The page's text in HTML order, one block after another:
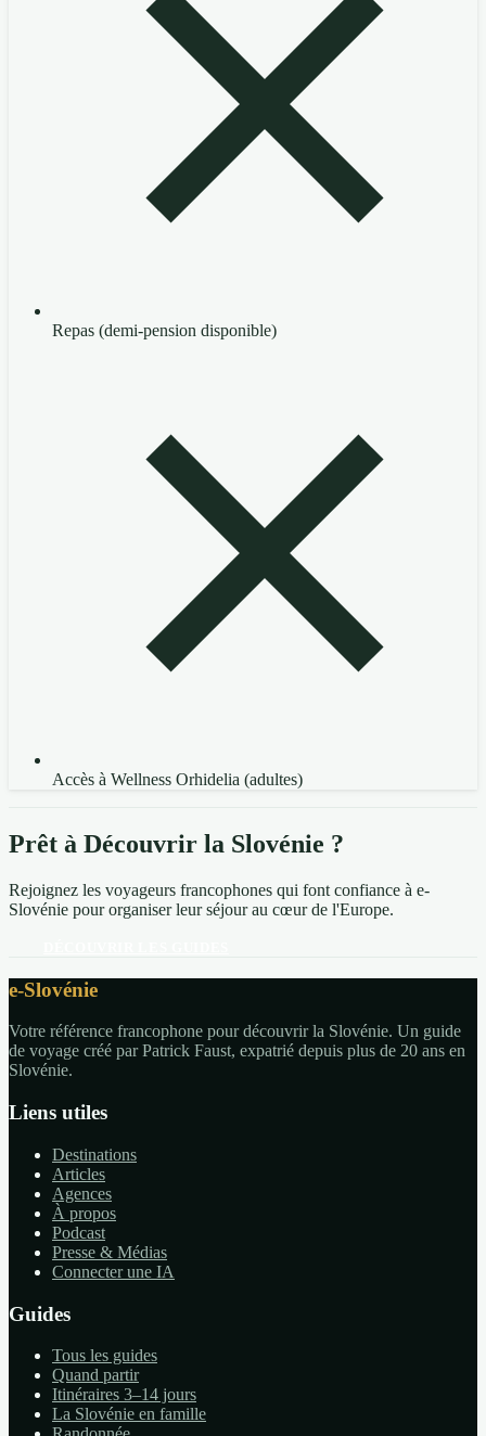
Repas (demi-pension disponible)
Accès à Wellness Orhidelia (adultes)
Prêt à Découvrir la Slovénie ?
Rejoignez les voyageurs francophones qui font confiance à e-
Slovénie pour organiser leur séjour au cœur de l'Europe.
e-Slovénie
Votre référence francophone pour découvrir la Slovénie. Un guide
de voyage créé par Patrick Faust, expatrié depuis plus de 20 ans en
Slovénie.
Liens utiles
Destinations
Articles
Agences
À propos
Podcast
Presse & Médias
Connecter une IA
Guides
Tous les guides
Quand partir
Itinéraires 3–14 jours
La Slovénie en famille